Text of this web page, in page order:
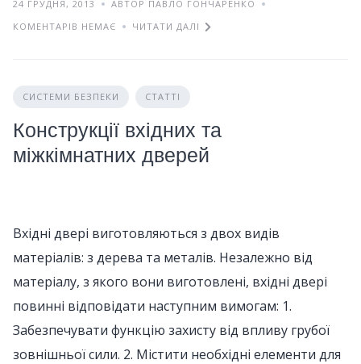
24 ГРУДНЯ, 2013
АВТОР ПАВЛО ГОНЧАРЕНКО
КОМЕНТАРІВ НЕМАЄ
ЧИТАТИ ДАЛІ
СИСТЕМИ БЕЗПЕКИ СТАТТІ
Конструкції вхідних та
міжкімнатних дверей
Вхідні двері виготовляються з двох видів
матеріалів: з дерева та металів. Незалежно від
матеріалу, з якого вони виготовлені, вхідні двері
повинні відповідати наступним вимогам: 1.
Забезпечувати функцію захисту від впливу грубої
зовнішньої сили. 2. Містити необхідні елементи для